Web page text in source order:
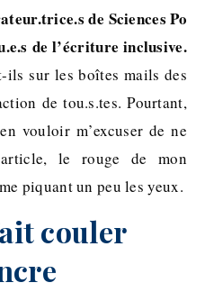
de Sciences Po
de l’écriture inclusive.
sur les boîtes mails des
de tou.s.tes. Pourtant,
vouloir m’excuser de ne
le rouge de mon
piquant un peu les yeux.
couler